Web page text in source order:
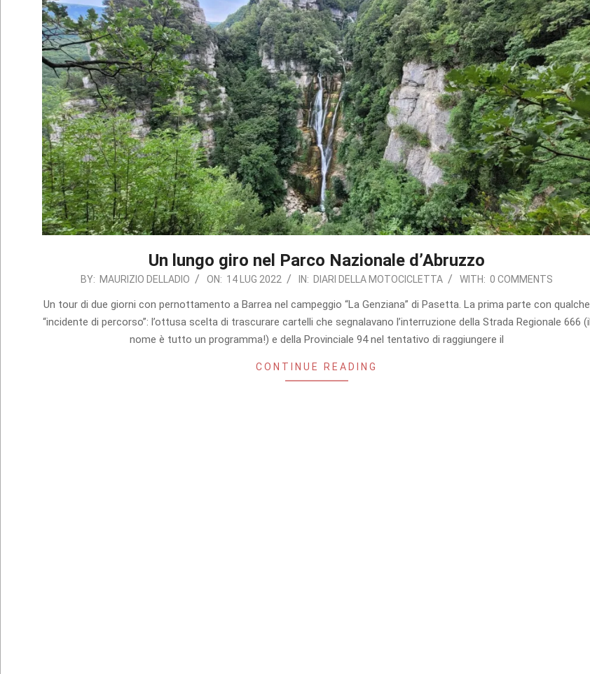
Un lungo giro nel Parco Nazionale d’Abruzzo
14
BY: MAURIZIO DELLADIO ON: 14 LUG 2022 IN: DIARI DELLA MOTOCICLETTA WITH: 0 COMMENTS
Un tour di due giorni con pernottamento a Barrea nel campeggio “La Genziana” di Pasetta. La prima parte con qualche
“incidente di percorso”: l’ottusa scelta di trascurare cartelli che segnalavano l’interruzione della Strada Regionale 666 (il
nome è tutto un programma!) e della Provinciale 94 nel tentativo di raggiungere il
CONTINUE READING